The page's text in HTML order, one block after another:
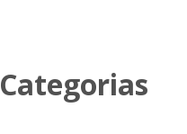
Categorias